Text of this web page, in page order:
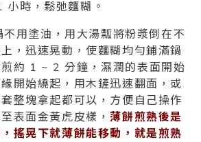
小時，鬆弛麵糊。
用塗油，用大湯瓢將粉漿倒在不
，迅速晃動，使麵糊均勻鋪滿鍋
約 1 ~ 2 分鐘，濕潤的表面開始
開始繞起，用木鏟迅速翻面，或
整塊拿起都可以，方便自己操作
表面金黃虎皮樣，薄餅煎熟後是
搖晃下就薄餅能移動，就是煎熟